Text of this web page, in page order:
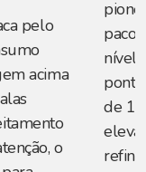
pelo
acima
o
nível
de